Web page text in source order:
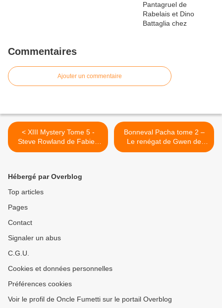
Commentaires
Ajouter un commentaire
< XIII Mystery Tome 5 -
Steve Rowland de Fabien
Nury et Richard Guérineau
Bonneval Pacha tome 2 –
Le renégat de Gwen de
Bonneval et Hugues Micol
Hébergé par Overblog
Top articles
Pages
Contact
Signaler un abus
C.G.U.
Cookies et données personnelles
Préférences cookies
Voir le profil de Oncle Fumetti sur le portail Overblog